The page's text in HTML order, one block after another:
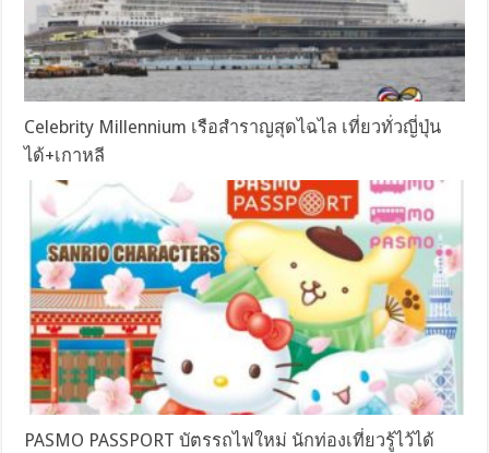
Celebrity Millennium เรือสำราญสุดไฉไล เที่ยวทั่วญี่ปุ่น
ได้+เกาหลี
PASMO PASSPORT บัตรรถไฟใหม่ นักท่องเที่ยวรู้ไว้ได้